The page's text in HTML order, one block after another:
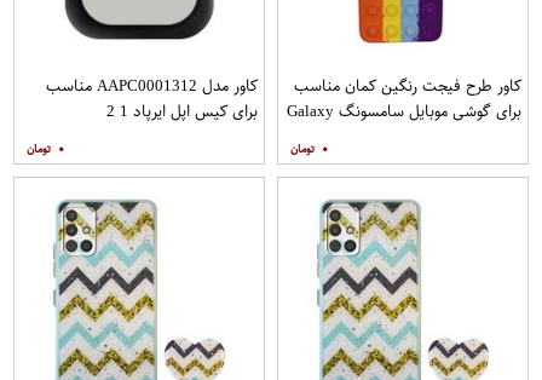
کاور طرح فیجت رنگین کمان مناسب
برای گوشی موبایل سامسونگ Galaxy
۰
کاور مدل AAPC0001312 مناسب
برای کیس اپل ایرپاد 1 2
۰